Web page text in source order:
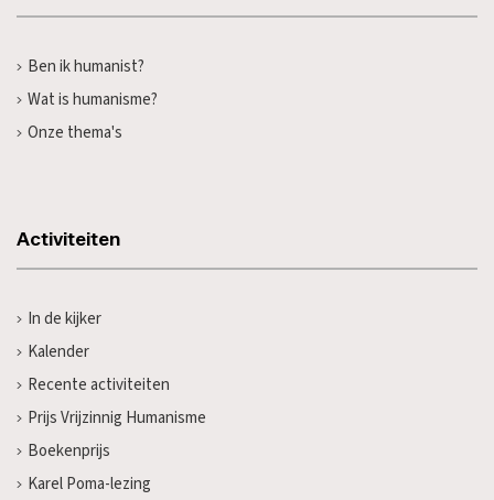
Ben ik humanist?
Wat is humanisme?
Onze thema's
Activiteiten
In de kijker
Kalender
Recente activiteiten
Prijs Vrijzinnig Humanisme
Boekenprijs
Karel Poma-lezing